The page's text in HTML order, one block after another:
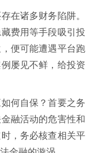
在诸多财务陷阱。
费用等手段吸引投
便可能遭遇平台跑
屡见不鲜，给投资
何自保？首要之务
融活动的危害性和
，务必核查相关平